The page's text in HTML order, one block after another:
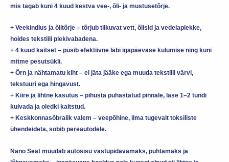
mis tagab kuni 4 kuud kestva vee-, õli- ja mustusetõrje.
+ Veekindlus ja õlitõrje – tõrjub tilkuvat vett, õlisid ja vedelaplekke,
hoides tekstiili plekivabadena.
+ 4 kuud kaitset – püsib efektiivne läbi igapäevase kulumise ning kuni
mitme pesutsükli.
+ Õrn ja nähtamatu kiht – ei jäta jääke ega muuda tekstiili värvi,
tekstuuri ega hingavust.
+ Kiire ja lihtne kasutus – pihusta puhastatud pinnale, lase 1–2 tundi
kuivada ja oledki kaitstud.
+ Keskkonnasõbralik valem – veepõhine, ilma tugevalt toksiliste
ühendeideta, sobib pereautodele.
Nano Seat muudab autosisu vastupidavamaks, puhtamaks ja